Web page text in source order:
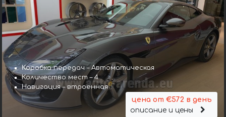
Коробка передач – Автоматическая
Количество мест – 4
Навигация – втроенная
цена от €572 в день
описание и цены